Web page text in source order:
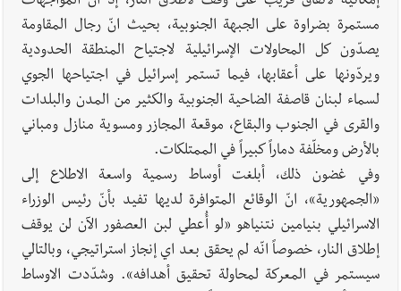
الدكتورة غادة أيوب في منزلها
مستمرة بضراوة على الجبهة الجنوبية، بحيث انّ رجال المقاومة
يصدّون كل المحاولات الإسرائيلية لاجتياح المنطقة الحدودية
ويردّونها على أعقابها، فيما تستمر إسرائيل في اجتياحها الجوي
لسماء لبنان قاصفة الضاحية الجنوبية والكثير من المدن والبلدات
والقرى في الجنوب والبقاع، موقعة المجازر ومسوية منازل ومباني
بالأرض ومخلّفة دماراً كبيراً في الممتلكات.
وفي غضون ذلك، أبلغت أوساط رسمية واسعة الاطلاع إلى
«الجمهورية»، انّ الوقائع المتوافرة لديها تفيد بأنّ رئيس الوزراء
الاسرائيلي بنيامين نتنياهو «لو أُعطي لبن العصفور الآن لن يوقف
إطلاق النار، خصوصاً انّه لم يحقق بعد اي إنجاز استراتيجي، وبالتالي
سيستمر في المعركة لمحاولة تحقيق أهدافه». وشدّدت الاوساط